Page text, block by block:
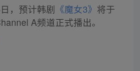
，预计韩剧 《魔女3》 将于
A频道正式播出。